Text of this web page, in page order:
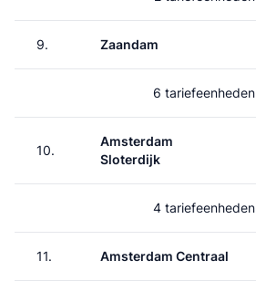
9. Zaandam
6 tariefeenheden
10.
Amsterdam
Sloterdijk
4 tariefeenheden
11. Amsterdam Centraal